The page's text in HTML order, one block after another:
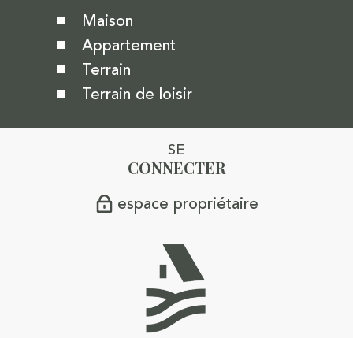
Maison
Appartement
Terrain
Terrain de loisir
SE
CONNECTER
espace propriétaire